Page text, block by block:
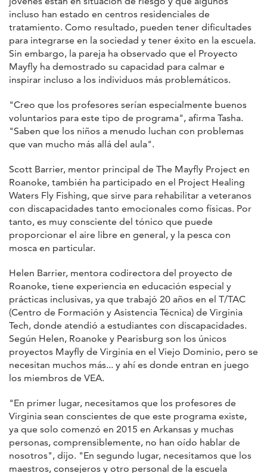
incluso han estado en centros residenciales de
tratamiento. Como resultado, pueden tener dificultades
para integrarse en la sociedad y tener éxito en la escuela.
Sin embargo, la pareja ha observado que el Proyecto
Mayfly ha demostrado su capacidad para calmar e
inspirar incluso a los individuos más problemáticos.
"Creo que los profesores serían especialmente buenos
voluntarios para este tipo de programa", afirma Tasha.
"Saben que los niños a menudo luchan con problemas
que van mucho más allá del aula".
Scott Barrier, mentor principal de The Mayfly Project en
Roanoke, también ha participado en el Project Healing
Waters Fly Fishing, que sirve para rehabilitar a veteranos
con discapacidades tanto emocionales como físicas. Por
tanto, es muy consciente del tónico que puede
proporcionar el aire libre en general, y la pesca con
mosca en particular.
Helen Barrier, mentora codirectora del proyecto de
Roanoke, tiene experiencia en educación especial y
prácticas inclusivas, ya que trabajó 20 años en el T/TAC
(Centro de Formación y Asistencia Técnica) de Virginia
Tech, donde atendió a estudiantes con discapacidades.
Según Helen, Roanoke y Pearisburg son los únicos
proyectos Mayfly de Virginia en el Viejo Dominio, pero se
necesitan muchos más... y ahí es donde entran en juego
los miembros de VEA.
"En primer lugar, necesitamos que los profesores de
Virginia sean conscientes de que este programa existe,
ya que solo comenzó en 2015 en Arkansas y muchas
personas, comprensiblemente, no han oído hablar de
nosotros", dijo. "En segundo lugar, necesitamos que los
maestros, consejeros y otro personal de la escuela